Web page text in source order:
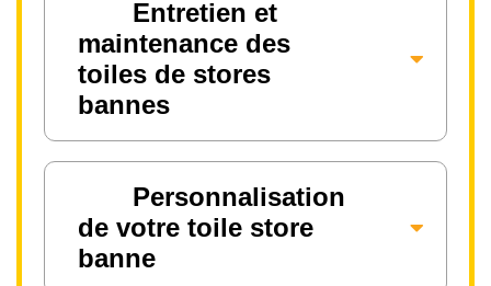
Entretien et
maintenance des
toiles de stores
bannes
Personnalisation
de votre toile store
banne